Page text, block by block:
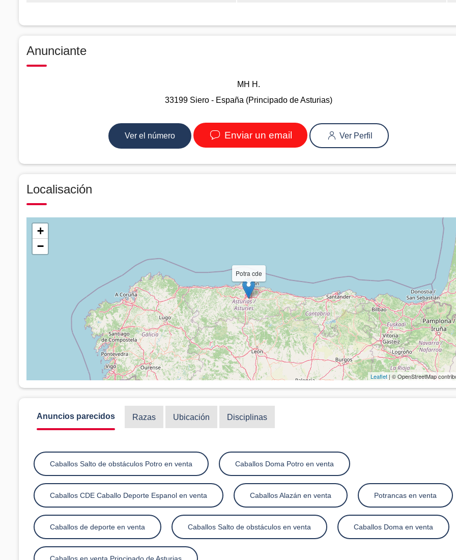
Anunciante
MH H.
33199 Siero - España (Principado de Asturias)
Ver el número Enviar un email Ver Perfil
Localisación
Potra cde
+
−
Leaflet | © OpenStreetMap
Anuncios parecidos Razas Ubicación Disciplinas
Caballos Salto de obstáculos Potro en venta Caballos Doma Potro en venta
Caballos CDE Caballo Deporte Espanol en venta Caballos Alazán en venta Potrancas en venta
Caballos de deporte en venta Caballos Salto de obstáculos en venta Caballos Doma en venta
Caballos en venta Principado de Asturias